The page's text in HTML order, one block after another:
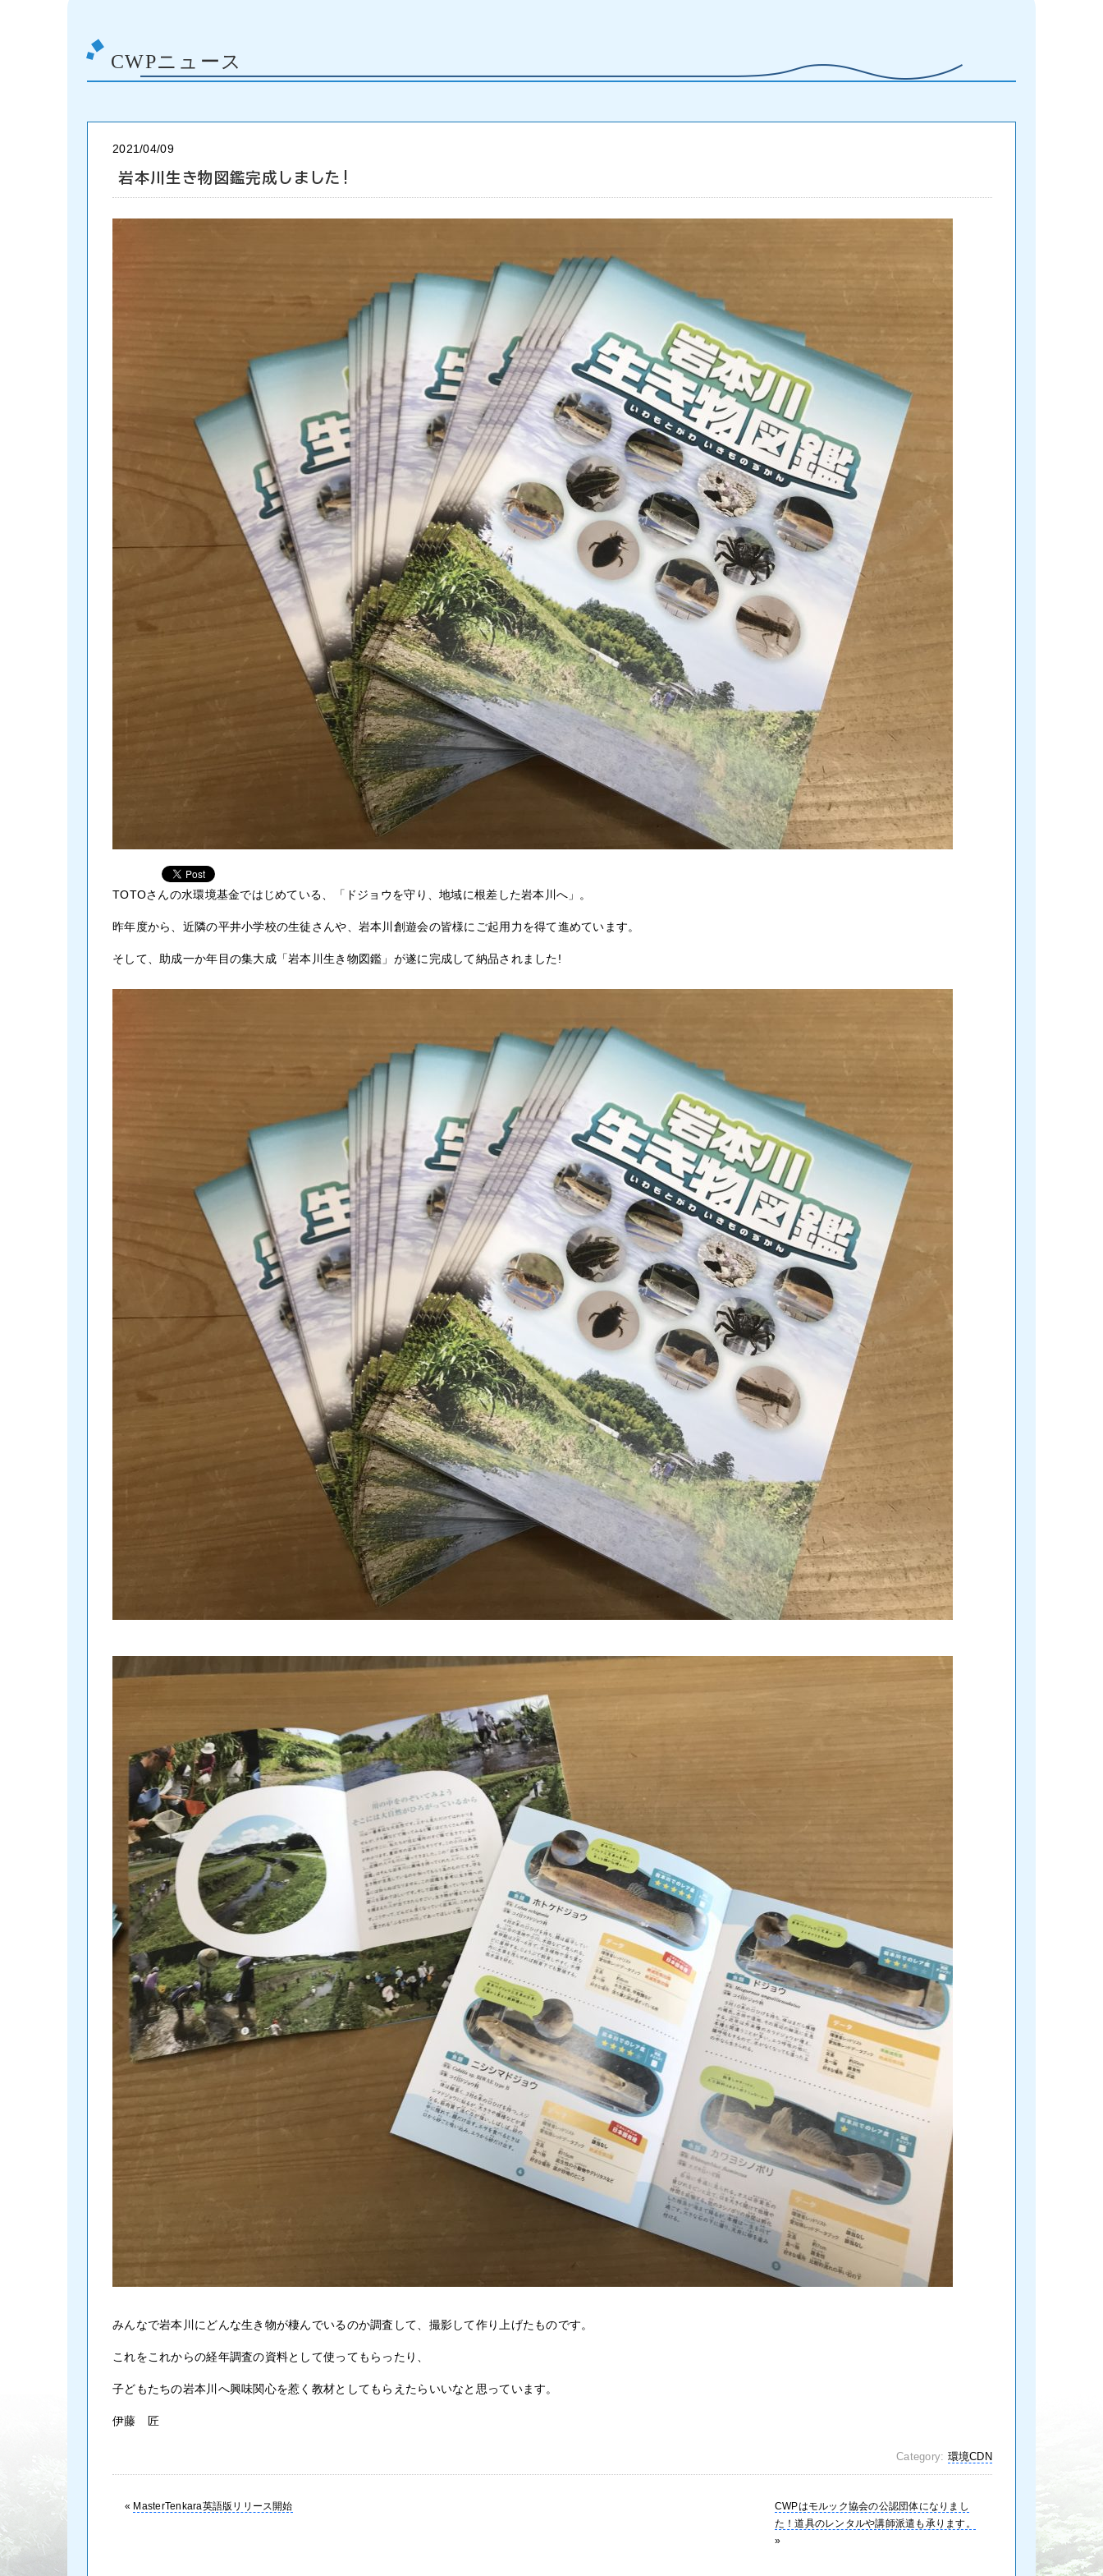
CWPニュース
2021/04/09
岩本川生き物図鑑完成しました!
TOTOさんの水環境基金ではじめている、「ドジョウを守り、地域に根差した岩本川へ」。
昨年度から、近隣の平井小学校の生徒さんや、岩本川創遊会の皆様にご起用力を得て進めています。
そして、助成一か年目の集大成「岩本川生き物図鑑」が遂に完成して納品されました!
みんなで岩本川にどんな生き物が棲んでいるのか調査して、撮影して作り上げたものです。
これをこれからの経年調査の資料として使ってもらったり、
子どもたちの岩本川へ興味関心を惹く教材としてもらえたらいいなと思っています。
伊藤 匠
Category: 環境CDN
CWPはモルック協会の公認団体になりまし
た！道具のレンタルや講師派遣も承ります。
»
« MasterTenkara英語版リリース開始